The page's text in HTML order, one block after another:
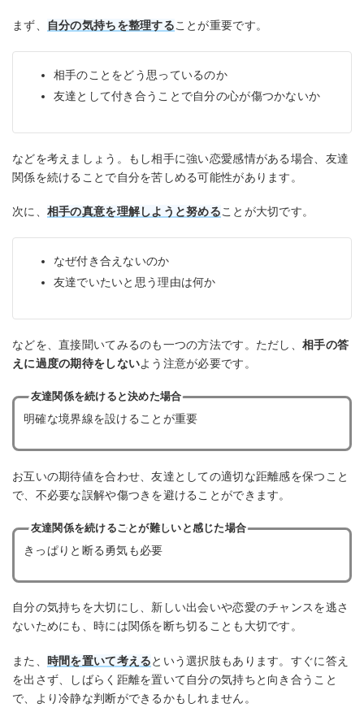
まず、 自分の気持ちを整理することが重要です。
相手のことをどう思っているのか
友達として付き合うことで自分の心が傷つかないか
などを考えましょう。もし相手に強い恋愛感情がある場合、友達
関係を続けることで自分を苦しめる可能性があります。
次に、 相手の真意を理解しようと努めることが大切です。
なぜ付き合えないのか
友達でいたいと思う理由は何か
などを、直接聞いてみるのも一つの方法です。ただし、 相手の答
えに過度の期待をしないよう注意が必要です。
友達関係を続けると決めた場合
明確な境界線を設けることが重要
お互いの期待値を合わせ、友達としての適切な距離感を保つこと
で、不必要な誤解や傷つきを避けることができます。
友達関係を続けることが難しいと感じた場合
きっぱりと断る勇気も必要
自分の気持ちを大切にし、新しい出会いや恋愛のチャンスを逃さ
ないためにも、時には関係を断ち切ることも大切です。
また、 時間を置いて考えるという選択肢もあります。すぐに答え
を出さず、しばらく距離を置いて自分の気持ちと向き合うこと
で、より冷静な判断ができるかもしれません。